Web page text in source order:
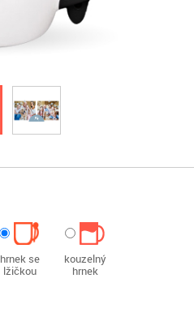
hrnek se
lžičkou
kouzelný
hrnek